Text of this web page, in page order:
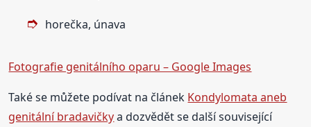
horečka, únava
Fotografie genitálního oparu – Google Images
Také se můžete podívat na článek Kondylomata aneb
genitální bradavičkya dozvědět se další související